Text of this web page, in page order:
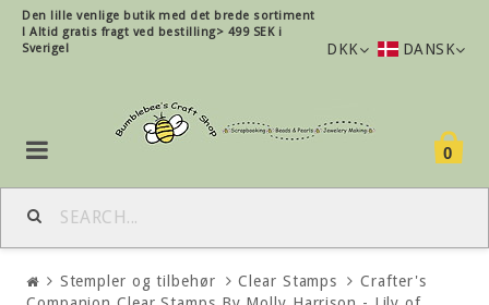
Den lille venlige butik med det brede sortiment
! Altid gratis fragt ved bestilling> 499 SEK i
Sverige!
DKK DANSK
0
Stempler og tilbehør Clear Stamps
Crafter's